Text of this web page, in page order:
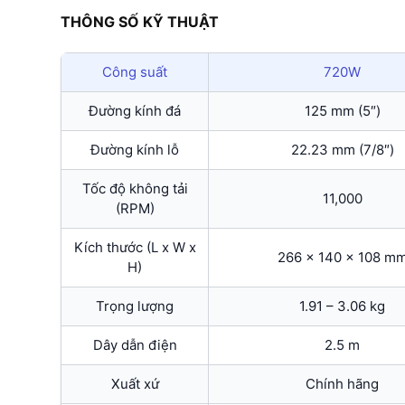
THÔNG SỐ KỸ THUẬT
Công suất 720W
Đường kính đá 125 mm (5″)
Đường kính lỗ 22.23 mm (7/8″)
Tốc độ không tải
(RPM)
11,000
Kích thước (L x W x
H)
266 x 140 x 108
Trọng lượng 1.91 – 3.06 kg
Dây dẫn điện 2.5 m
Xuất xứ Chính hãng